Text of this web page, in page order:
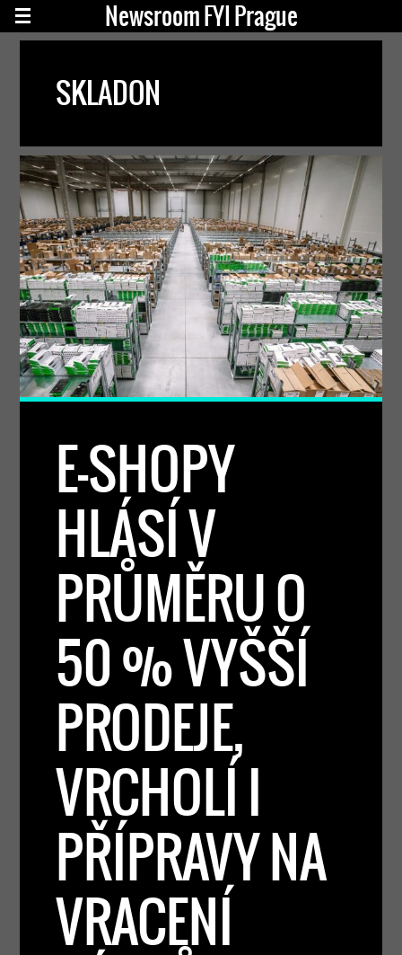
Newsroom FYI Prague
SKLADON
E-SHOPY
HLÁSÍ V
PRŮMĚRU O
50 % VYŠŠÍ
PRODEJE,
VRCHOLÍ I
PŘÍPRAVY NA
VRACENÍ